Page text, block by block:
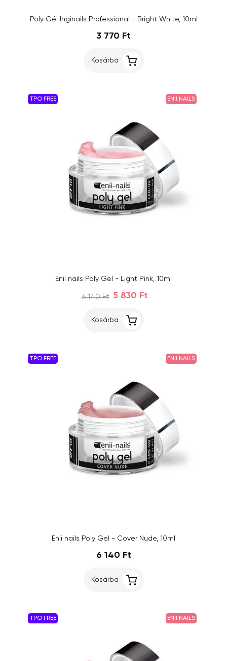
Poly Gél Inginails Professional - Bright White, 10ml
3 770 Ft
Kosárba
TPO FREE ENII NAILS
Enii nails Poly Gel - Light Pink, 10ml
6 140 Ft 5 830 Ft
Kosárba
TPO FREE ENII NAILS
Enii nails Poly Gel - Cover Nude, 10ml
6 140 Ft
Kosárba
TPO FREE ENII NAILS